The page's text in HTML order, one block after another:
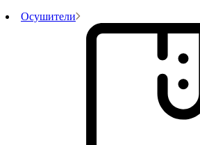
Осушители